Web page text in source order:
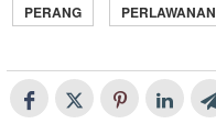
PERANG PERLAWANAN